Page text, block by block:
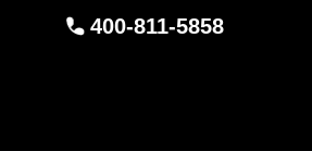
400-811-5858